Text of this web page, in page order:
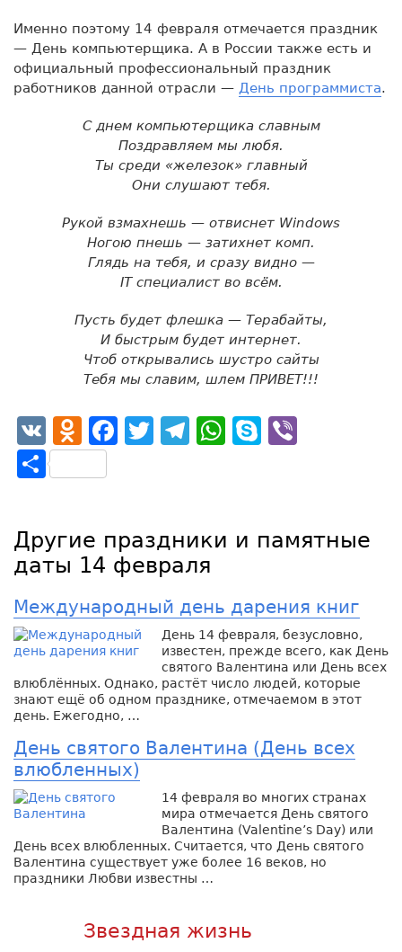
Именно поэтому 14 февраля отмечается праздник
— День компьютерщика. А в России также есть и
официальный профессиональный праздник
работников данной отрасли — День программиста.
С днем компьютерщика славным
Поздравляем мы любя.
Ты среди «железок» главный
Они слушают тебя.
Рукой взмахнешь — отвиснет Windows
Ногою пнешь — затихнет комп.
Глядь на тебя, и сразу видно —
IT специалист во всём.
Пусть будет флешка — Терабайты,
И быстрым будет интернет.
Чтоб открывались шустро сайты
Тебя мы славим, шлем ПРИВЕТ!!!
VK Odnoklassniki
Facebook
Twitter
Telegram
WhatsApp
Skype
Отправить
Другие праздники и памятные
даты 14 февраля
Международный день дарения книг
День 14 февраля, безусловно,
известен, прежде всего, как День
святого Валентина или День всех
влюблённых. Однако, растёт число людей, которые
знают ещё об одном празднике, отмечаемом в этот
день. Ежегодно, …
День святого Валентина (День всех
влюбленных)
14 февраля во многих странах
мира отмечается День святого
Валентина (Valentine’s Day) или
День всех влюбленных. Считается, что День святого
Валентина существует уже более 16 веков, но
праздники Любви известны …
Звездная жизнь